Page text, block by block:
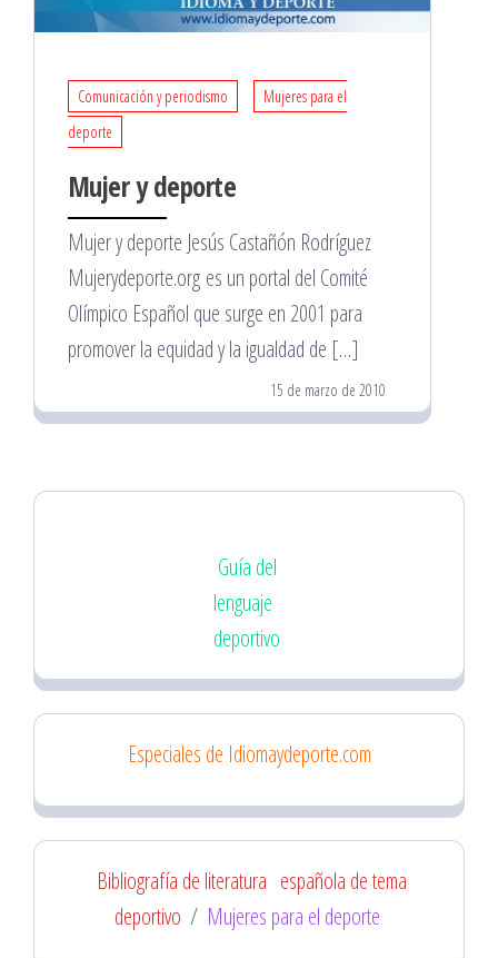
Comunicación y periodismo
Mujeres para el
deporte
Mujer y deporte
Mujer y deporte Jesús Castañón Rodríguez
Mujerydeporte.org es un portal del Comité
Olímpico Español que surge en 2001 para
promover la equidad y la igualdad de […]
15 de marzo de 2010
Guía del
lenguaje
deportivo
Especiales de Idiomaydeporte.com
Bibliografía de literatura española de tema
deportivo / Mujeres para el deporte